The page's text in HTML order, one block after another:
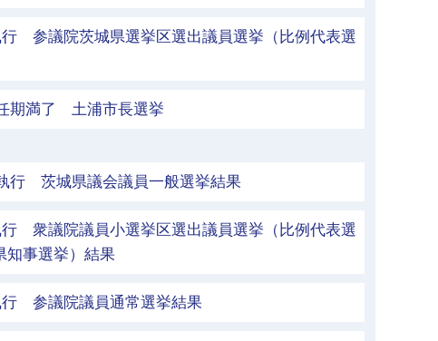
行 参議院茨城県選挙区選出議員選挙（比例代表選
期満了 土浦市長選挙
行 茨城県議会議員一般選挙結果
行 衆議院議員小選挙区選出議員選挙（比例代表選
知事選挙）結果
行 参議院議員通常選挙結果